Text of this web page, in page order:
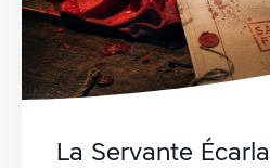
La Servante